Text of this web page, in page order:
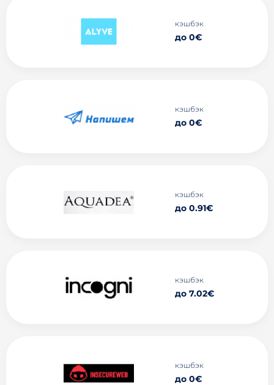
кэшбэк
до 0€
кэшбэк
до 0€
кэшбэк
до 0.91€
кэшбэк
до 7.02€
кэшбэк
до 0€